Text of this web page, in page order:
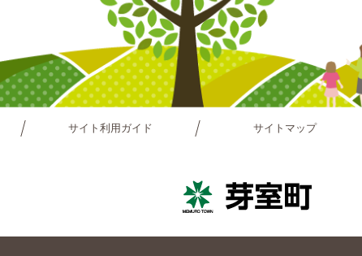
サイト利用ガイド サイトマップ